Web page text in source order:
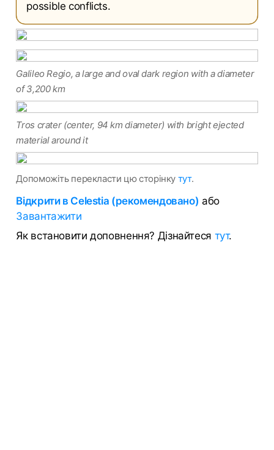
possible conflicts.
Galileo Regio, a large and oval dark region with a diameter
of 3,200 km
Tros crater (center, 94 km diameter) with bright ejected
material around it
Допоможіть перекласти цю сторінку тут.
Відкрити в Celestia (рекомендовано) або
Завантажити
Як встановити доповнення? Дізнайтеся тут.